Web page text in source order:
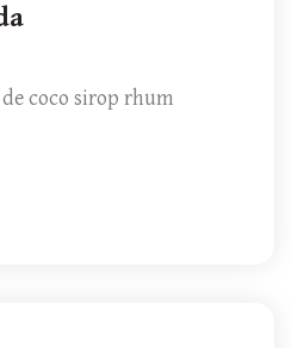
de coco sirop rhum